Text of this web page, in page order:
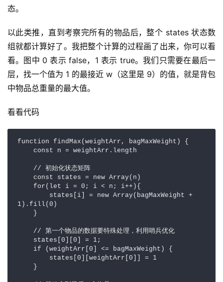
态。
以此类推，直到考察完所有的物品后，整个 states 状态数
组就都计算好了。我把整个计算的过程画了出来，你可以看
看。图中 0 表示 false，1 表示 true。我们只需要在最后一
层，找一个值为 1 的最接近 w（这里是 9）的值，就是背包
中物品总重量的最大值。
看看代码
function findMax(weightArr, bagMaxWeight) {
1).fill(0)